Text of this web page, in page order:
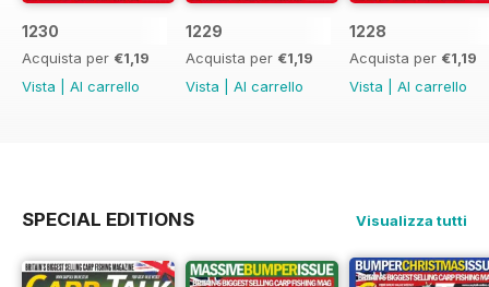
1230
Acquista per €1,19
Vista
Al carrello
1229
Acquista per €1,19
Vista
Al carrello
1228
Acquista per €1,19
Vista
Al carrello
SPECIAL EDITIONS Visualizza tutti